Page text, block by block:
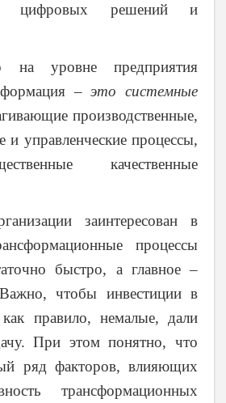
цифровых решений и
на уровне предприятия
–это системные
производственные,
и управленческие процессы,
качественные
заинтересован в
процессы
быстро, а главное –
Важно, чтобы инвестиции в
правило, немалые, дали
При этом понятно, что
ряд факторов, влияющих
трансформационных